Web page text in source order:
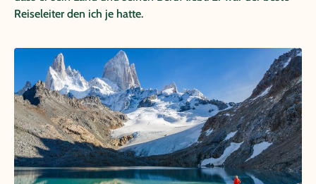
Reiseleiter den ich je hatte.